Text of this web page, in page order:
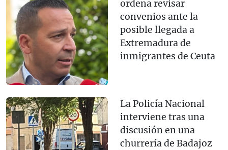
ordena revisar
convenios ante la
posible llegada a
Extremadura de
inmigrantes de Ceuta
La Policía Nacional
interviene tras una
discusión en una
churrería de Badajoz